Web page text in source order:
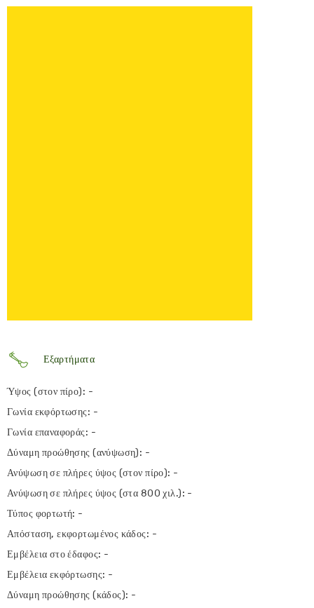
Εξαρτήματα
Ύψος (στον πίρο): -
Γωνία εκφόρτωσης: -
Γωνία επαναφοράς: -
Δύναμη προώθησης (ανύψωση): -
Ανύψωση σε πλήρες ύψος (στον πίρο): -
Ανύψωση σε πλήρες ύψος (στα 800 χιλ.): -
Τύπος φορτωτή: -
Απόσταση, εκφορτωμένος κάδος: -
Εμβέλεια στο έδαφος: -
Εμβέλεια εκφόρτωσης: -
Δύναμη προώθησης (κάδος): -